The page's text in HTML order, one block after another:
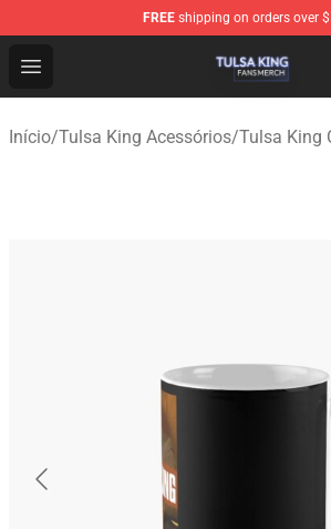
FREE shipping on orders over
Open menu
Tulsa King Shop - Official Tulsa
Início/Tulsa King Acessórios/Tulsa King